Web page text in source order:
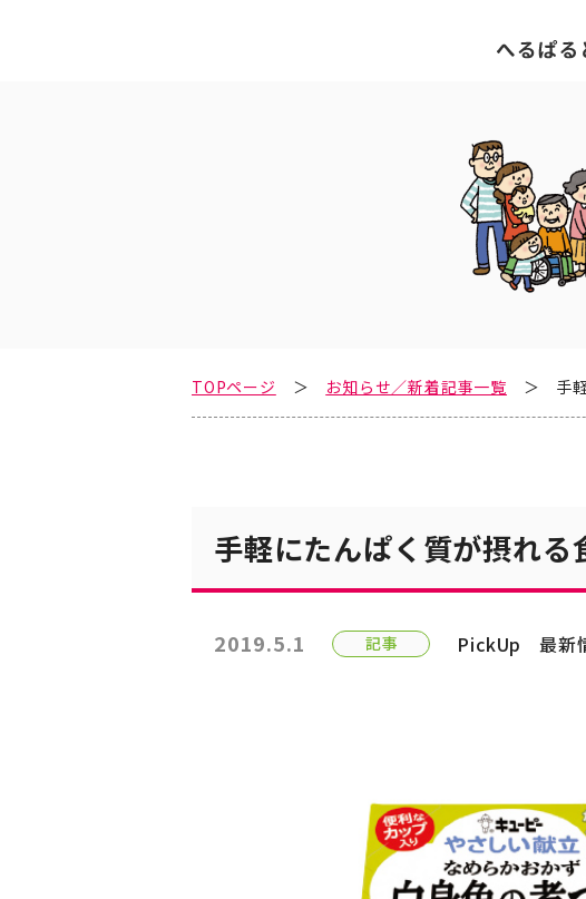
TOPページ お知らせ／新着記事一覧 手
手軽にたんぱく質が摂れる
2019.5.1 記事 PickUp 最新